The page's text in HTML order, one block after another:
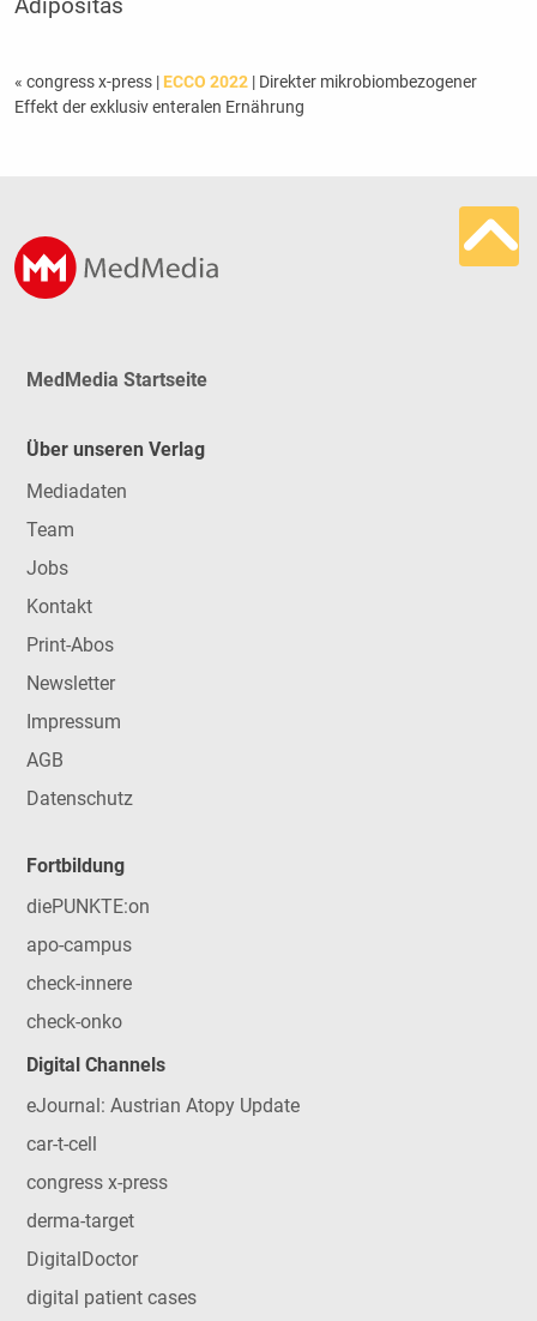
Adipositas
« congress x-press | ECCO 2022| Direkter mikrobiombezogener
Effekt der exklusiv enteralen Ernährung
MedMedia Startseite
Über unseren Verlag
Mediadaten
Team
Jobs
Kontakt
Print-Abos
Newsletter
Impressum
AGB
Datenschutz
Fortbildung
diePUNKTE:on
apo-campus
check-innere
check-onko
Digital Channels
eJournal: Austrian Atopy Update
car-t-cell
congress x-press
derma-target
DigitalDoctor
digital patient cases